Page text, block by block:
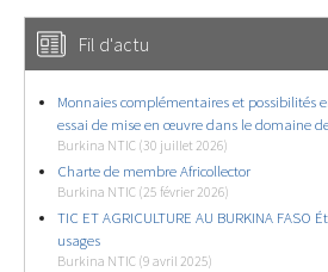
Fil d'actu
Monnaies complémentaires et possibilités
essai de mise en œuvre dans le domaine
Burkina NTIC (30 juillet 2026)
Charte de membre Africollector
Burkina NTIC (25 février 2026)
TIC ET AGRICULTURE AU BURKINA FASO
usages
Burkina NTIC (9 avril 2025)